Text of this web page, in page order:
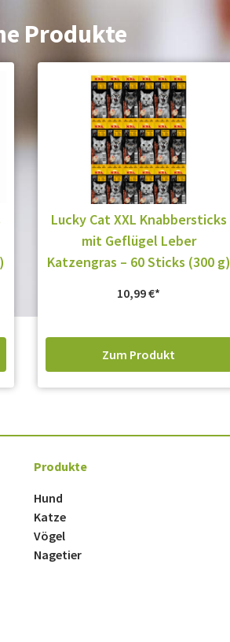
Produkte
Lucky Cat XXL Knabbersticks
mit Geflügel Leber
Katzengras – 60 Sticks (300 g)
10,99€
Zum Produkt
Produkte
Hund
Katze
Vögel
Nagetier